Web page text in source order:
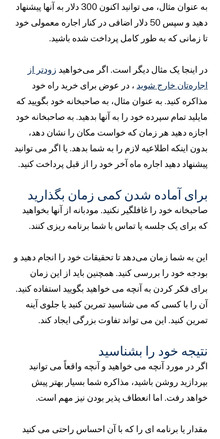
به عنوان مثال، می توانید اکنون 300 دلار به آنها پیشنهاد
دهید و سپس 50 دلار اضافی در کنار اجاره معمولی خود
تا زمانی که به طور کامل پرداخت شده باشید.
در اینجا یک مثال دیگر است. اگر می‌خواهید زودتر از
اجاره‌تان خارج شوید ، در عوض برای خرید راه خود
مذاکره کنید. به عنوان مثال، به صاحبخانه خود بگویید که
مایلید تمام سپرده خود را به آنها بدهید. به صاحبخانه خود
اجازه دهید هر زمان که خواست مکان را نشان دهد،
بدون اینکه اطلاعیه لازم را به شما بدهد. یا اگر می توانید
پیشنهاد دهید اجاره ماه آخر خود را از قبل پرداخت کنید.
برای آماده شدن کمی زمان بگذارید
صاحبخانه خود را غافلگیر نکنید. مودبانه از آنها بخواهید
که برای یک جلسه یا تماس با شما برنامه ریزی کنند.
این به شما زمان می‌دهد تا تحقیقات خود را انجام دهید و
بودجه خود را بررسی کنید. همچنین باید از این زمان
برای فکر کردن به آنچه می خواهید بگویید استفاده کنید.
آن را با کسی که می شناسید تمرین کنید یا جلوی آینه
تمرین کنید. این می تواند تفاوت بزرگی ایجاد کند.
نتیجه خود را بشناسید
اگر در مورد آنچه می خواهید و آنچه واقعاً می توانید
بپردازید روشن باشید، مذاکره شما بسیار بهتر پیش
خواهد رفت. اما انعطاف پذیر بودن نیز مهم است.
مقدار یا برنامه ای را که با آن احساس راحتی می کنید